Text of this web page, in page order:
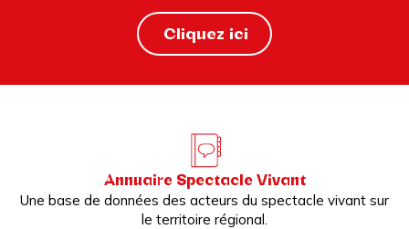
Cliquez ici
Annuaire Spectacle Vivant
Une base de données des acteurs du spectacle vivant sur
le territoire régional.